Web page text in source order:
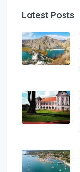
Latest Posts